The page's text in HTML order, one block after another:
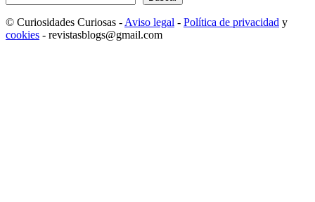
© Curiosidades Curiosas - Aviso legal - Política de privacidad y
cookies - revistasblogs@gmail.com